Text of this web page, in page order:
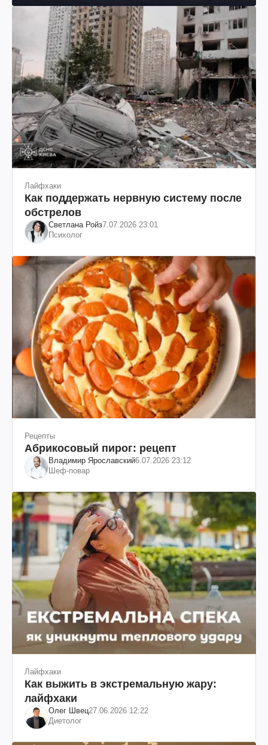
Лайфхаки
Как поддержать нервную систему после
обстрелов
Светлана Ройз7.07.2026 23:01
Психолог
Рецепты
Абрикосовый пирог: рецепт
Владимир Ярославский6.07.2026 23:12
Шеф-повар
Лайфхаки
Как выжить в экстремальную жару:
лайфхаки
Олег Швец27.06.2026 12:22
Диетолог